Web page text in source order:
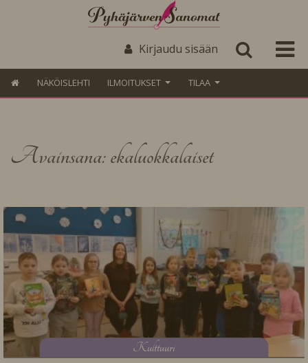
Kirjaudu sisään
NÄKÖISLEHTI ILMOITUKSET TILAA
Avainsana: ekaluokkalaiset
Kulttuuri